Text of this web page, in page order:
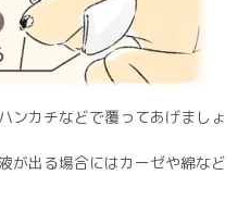
ンカチなどで覆ってあげましょ
が出る場合にはカーゼや綿など